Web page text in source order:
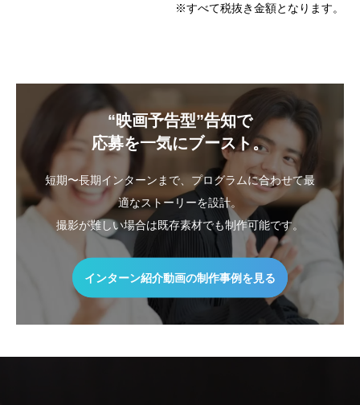
※すべて税抜き金額となります。
“映画予告型”告知で
応募を一気にブースト。
短期〜長期インターンまで、プログラムに合わせて最
適なストーリーを設計。
撮影が難しい場合は既存素材でも制作可能です。
インターン紹介動画の制作事例を見る